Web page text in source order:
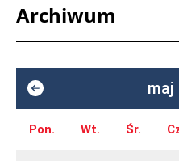
Archiwum
maj
Pon. Wt. Śr.